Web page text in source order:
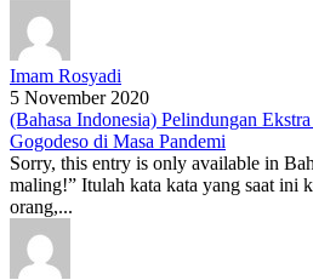
Imam Rosyadi
5 November 2020
(Bahasa Indonesia) Pelindungan
Gogodeso di Masa Pandemi
Sorry, this entry is only available in
maling!” Itulah kata kata yang saat ini
orang,...